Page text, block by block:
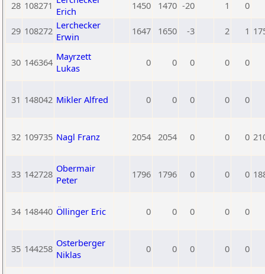
28 108271 Erich
1450 1470 -20 1 0
29 108272 Lerchecker
Erwin
1647 1650 -3 2 1
30 146364 Mayrzett
Lukas
0 0 0 0 0
31 148042 Mikler Alfred 0 0 0 0 0
32 109735 Nagl Franz 2054 2054 0 0 0
33 142728 Obermair
Peter
1796 1796 0 0 0
34 148440 Öllinger Eric 0 0 0 0 0
35 144258 Osterberger
Niklas
0 0 0 0 0